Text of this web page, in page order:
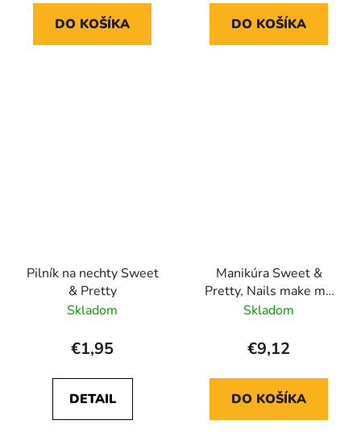
DO KOŠÍKA DO KOŠÍKA
Pilník na nechty Sweet
& Pretty
Skladom
€1,95
DETAIL
Manikúra Sweet &
Pretty, Nails make me
smile
Skladom
€9,12
DO KOŠÍKA